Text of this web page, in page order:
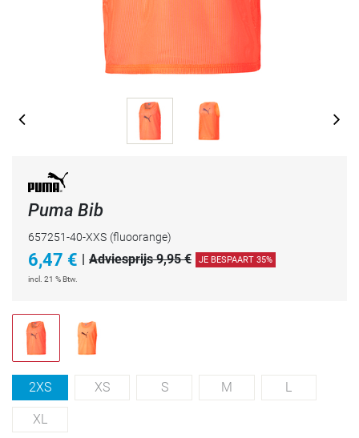
Puma Bib
657251-40-XXS (fluoorange)
6,47 € Adviesprijs 9,95 € JE BESPAART 35%
incl. 21 % Btw.
2XS XS S M L
XL